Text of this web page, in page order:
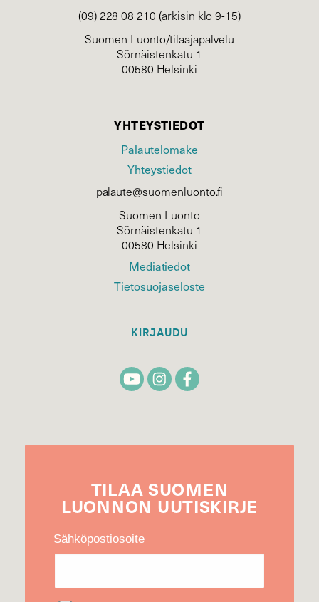
(09) 228 08 210 (arkisin klo 9-15)
Suomen Luonto/tilaajapalvelu
Sörnäistenkatu 1
00580 Helsinki
YHTEYSTIEDOT
Palautelomake
Yhteystiedot
palaute@suomenluonto.fi
Suomen Luonto
Sörnäistenkatu 1
00580 Helsinki
Mediatiedot
Tietosuojaseloste
KIRJAUDU
TILAA SUOMEN
LUONNON UUTIS­KIRJE
Sähköpostiosoite